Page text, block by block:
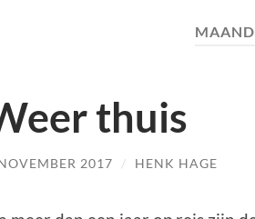
thuis
2017 / HENK HAGE